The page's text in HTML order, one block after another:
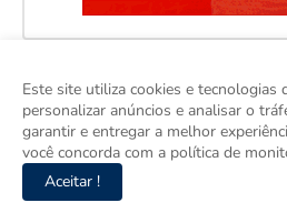
Este site utiliza cookies e tecnologias
personalizar anúncios e analisar o
garantir e entregar a melhor
você concorda com a política de
Aceitar !